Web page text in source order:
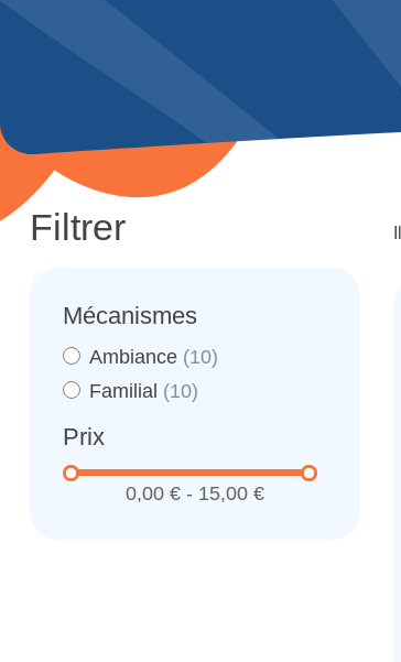
Filtrer
Mécanismes
Ambiance (10)
Familial (10)
Prix
0,00 € - 15,00 €